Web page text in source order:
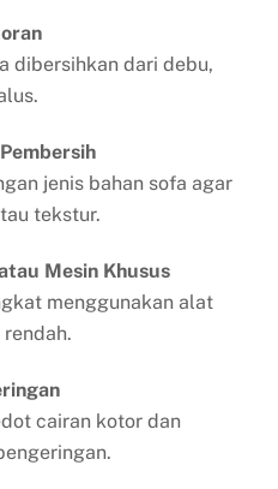
dibersihkan dari debu,
jenis bahan sofa agar
tekstur.
Mesin Khusus
menggunakan alat
cairan kotor dan